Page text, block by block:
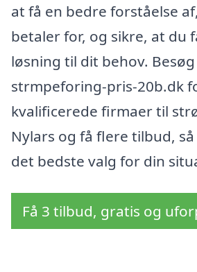
at få en bedre forståelse
betaler for, og sikre, at du
løsning til dit behov.
strmpeforing-pris-20b.dk
kvalificerede firmaer til
Nylars og få flere tilbud,
det bedste valg for din
Få 3 tilbud, gratis og